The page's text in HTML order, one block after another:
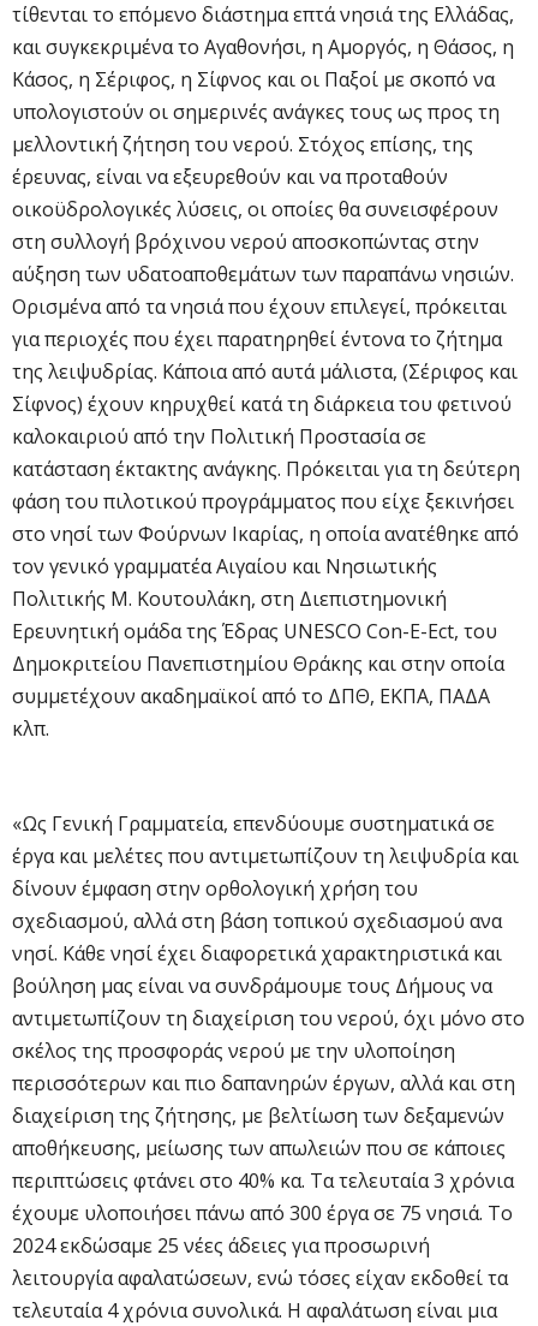
τίθενται το επόμενο διάστημα επτά νησιά της Ελλάδας,
και συγκεκριμένα το Αγαθονήσι, η Αμοργός, η Θάσος, η
Κάσος, η Σέριφος, η Σίφνος και οι Παξοί με σκοπό να
υπολογιστούν οι σημερινές ανάγκες τους ως προς τη
μελλοντική ζήτηση του νερού. Στόχος επίσης, της
έρευνας, είναι να εξευρεθούν και να προταθούν
οικοϋδρολογικές λύσεις, οι οποίες θα συνεισφέρουν
στη συλλογή βρόχινου νερού αποσκοπώντας στην
αύξηση των υδατοαποθεμάτων των παραπάνω νησιών.
Ορισμένα από τα νησιά που έχουν επιλεγεί, πρόκειται
για περιοχές που έχει παρατηρηθεί έντονα το ζήτημα
της λειψυδρίας. Κάποια από αυτά μάλιστα, (Σέριφος και
Σίφνος) έχουν κηρυχθεί κατά τη διάρκεια του φετινού
καλοκαιριού από την Πολιτική Προστασία σε
κατάσταση έκτακτης ανάγκης. Πρόκειται για τη δεύτερη
φάση του πιλοτικού προγράμματος που είχε ξεκινήσει
στο νησί των Φούρνων Ικαρίας, η οποία ανατέθηκε από
τον γενικό γραμματέα Αιγαίου και Νησιωτικής
Πολιτικής Μ. Κουτουλάκη, στη Διεπιστημονική
Ερευνητική ομάδα της Έδρας UNESCO Con-E-Ect, του
Δημοκριτείου Πανεπιστημίου Θράκης και στην οποία
συμμετέχουν ακαδημαϊκοί από το ΔΠΘ, ΕΚΠΑ, ΠΑΔΑ
κλπ.
«Ως Γενική Γραμματεία, επενδύουμε συστηματικά σε
έργα και μελέτες που αντιμετωπίζουν τη λειψυδρία και
δίνουν έμφαση στην ορθολογική χρήση του
σχεδιασμού, αλλά στη βάση τοπικού σχεδιασμού ανα
νησί. Κάθε νησί έχει διαφορετικά χαρακτηριστικά και
βούληση μας είναι να συνδράμουμε τους Δήμους να
αντιμετωπίζουν τη διαχείριση του νερού, όχι μόνο στο
σκέλος της προσφοράς νερού με την υλοποίηση
περισσότερων και πιο δαπανηρών έργων, αλλά και στη
διαχείριση της ζήτησης, με βελτίωση των δεξαμενών
αποθήκευσης, μείωσης των απωλειών που σε κάποιες
περιπτώσεις φτάνει στο 40% κα. Τα τελευταία 3 χρόνια
έχουμε υλοποιήσει πάνω από 300 έργα σε 75 νησιά. Το
2024 εκδώσαμε 25 νέες άδειες για προσωρινή
λειτουργία αφαλατώσεων, ενώ τόσες είχαν εκδοθεί τα
τελευταία 4 χρόνια συνολικά. Η αφαλάτωση είναι μια